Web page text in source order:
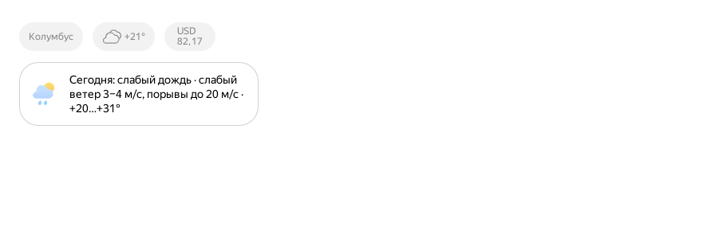
Колумбус +21°
Курсы ЦБ
РФ
USD
82,17
Сегодня: слабый дождь · слабый
ветер 3⁠–⁠4 м⁠/⁠с, порывы до 20 м⁠/⁠с ·
+20⁠…⁠+31⁠°